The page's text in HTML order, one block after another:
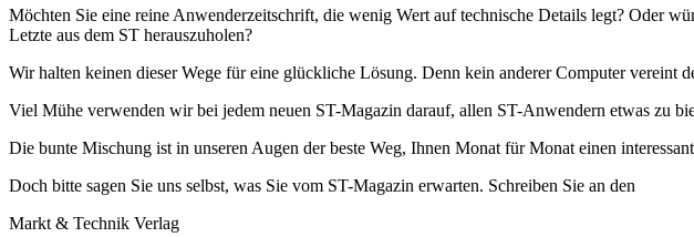
Möchten Sie eine reine Anwenderzeitschrift, die wenig Wert auf technische Details legt? Oder
Letzte aus dem ST herauszuholen?
Wir halten keinen dieser Wege für eine glückliche Lösung. Denn kein anderer Computer vereint
Viel Mühe verwenden wir bei jedem neuen ST-Magazin darauf, allen ST-Anwendern etwas zu
Die bunte Mischung ist in unseren Augen der beste Weg, Ihnen Monat für Monat einen
Doch bitte sagen Sie uns selbst, was Sie vom ST-Magazin erwarten. Schreiben Sie an den
Markt & Technik Verlag